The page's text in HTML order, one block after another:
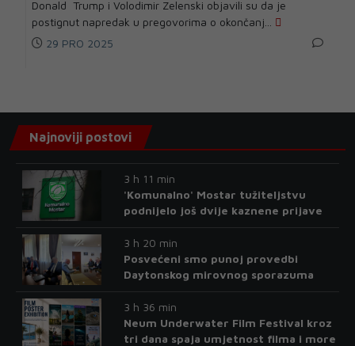
Donald Trump i Volodimir Zelenski objavili su da je
postignut napredak u pregovorima o okončanj...
29 PRO 2025
Najnoviji postovi
3 h 11 min
'Komunalno' Mostar tužiteljstvu
podnijelo još dvije kaznene prijave
3 h 20 min
Posvećeni smo punoj provedbi
Daytonskog mirovnog sporazuma
3 h 36 min
Neum Underwater Film Festival kroz
tri dana spaja umjetnost filma i more